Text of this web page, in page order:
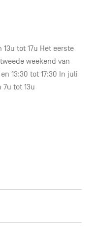
tot 17u Het eerste
weekend van
13:30 tot 17:30 In juli
tot 13u